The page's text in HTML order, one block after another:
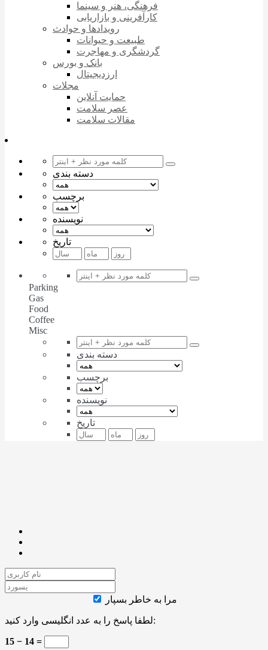
فرهنگی، هنر و سینما
کارآفرینی و بازاریابی
رویدادها و حوادث
طبیعت و حیوانات
گردشگری و مهاجرت
بانک و بورس
ارزدیجیتال
مجلات
حمایت آنلاین
عصر سلامت
مقالات سلامت
دسته بندی
برچسب
نویسنده
تاریخ
Parking
Gas
Food
Coffee
Misc
دسته بندی
برچسب
نویسنده
تاریخ
مرا به خاطر بسپار
لطفا پاسخ را به عدد انگلیسی وارد کنید:
15 − 14 =